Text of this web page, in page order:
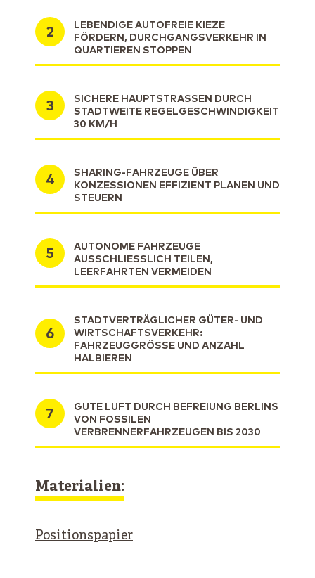
LEBENDIGE AUTOFREIE KIEZE
FÖRDERN, DURCHGANGSVERKEHR IN
QUARTIEREN STOPPEN
SICHERE HAUPTSTRASSEN DURCH S
TADTWEITE REGELGESCHWINDIGKEIT 3
0 KM/H
SHARING-FAHRZEUGE ÜBER
KONZESSIONEN EFFIZIENT PLANEN UND
STEUERN
AUTONOME FAHRZEUGE
AUSSCHLIESSLICH TEILEN, L
EERFAHRTEN VERMEIDEN
STADTVERTRÄGLICHER GÜTER- UND
WIRTSCHAFTSVERKEHR:
FAHRZEUGGRÖSSE UND ANZAHL H
ALBIEREN
GUTE LUFT DURCH BEFREIUNG BERLINS
VON FOSSILEN
VERBRENNERFAHRZEUGEN BIS 2030
Materialien:
Positionspapier